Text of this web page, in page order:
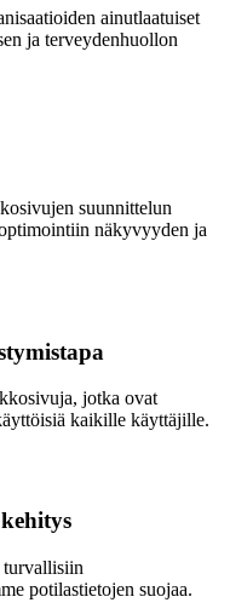
ainutlaatuiset
ja terveydenhuollon
suunnittelun
näkyvyyden ja
jotka ovat
kaikille käyttäjille.
turvallisiin
potilastietojen suojaa.